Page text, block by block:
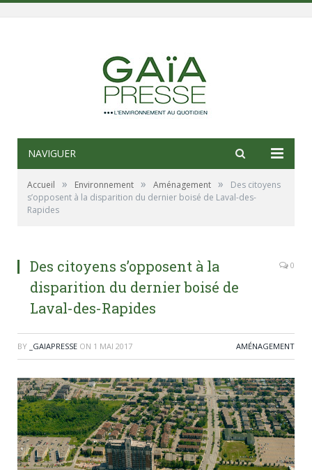
NAVIGUER
Accueil » Environnement » Aménagement »
Des citoyens
s’opposent à la disparition du dernier boisé de Laval-des-
Rapides
Des citoyens s’opposent à la
disparition du dernier boisé de
Laval-des-Rapides
0
BY _GAIAPRESSE ON 1 MAI 2017 AMÉNAGEMENT